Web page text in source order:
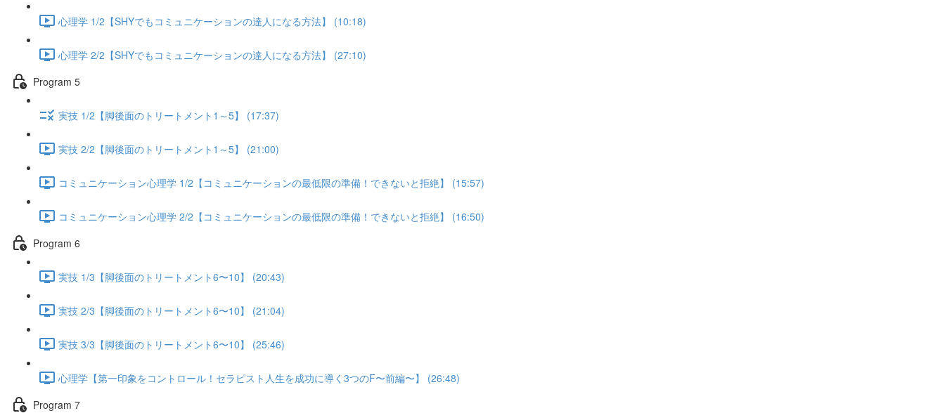
心理学 1/2【SHYでもコミュニケーションの達人になる方法】 (10:18)
心理学 2/2【SHYでもコミュニケーションの達人になる方法】 (27:10)
Program 5
実技 1/2【脚後面のトリートメント1～5】 (17:37)
実技 2/2【脚後面のトリートメント1～5】 (21:00)
コミュニケーション心理学 1/2【コミュニケーションの最低限の準備！できないと拒絶】 (15:57)
コミュニケーション心理学 2/2【コミュニケーションの最低限の準備！できないと拒絶】 (16:50)
Program 6
実技 1/3【脚後面のトリートメント6〜10】 (20:43)
実技 2/3【脚後面のトリートメント6〜10】 (21:04)
実技 3/3【脚後面のトリートメント6〜10】 (25:46)
心理学【第一印象をコントロール！セラピスト人生を成功に導く3つのF〜前編〜】 (26:48)
Program 7